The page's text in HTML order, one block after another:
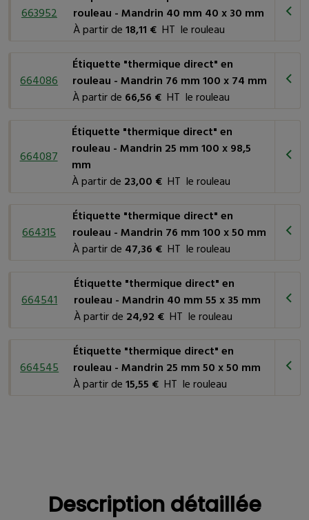
663952
rouleau - Mandrin 40 mm 40 x 30 mm
À partir de18,11 €HT le rouleau
664086
Étiquette "thermique direct" en
rouleau - Mandrin 76 mm 100 x 74 mm
À partir de 66,56 € HT le rouleau
664087
Étiquette "thermique direct" en
rouleau - Mandrin 25 mm 100 x 98,5
mm
À partir de 23,00 € HT le rouleau
664315
Étiquette "thermique direct" en
rouleau - Mandrin 76 mm 100 x 50 mm
À partir de 47,36 € HT le rouleau
664541
Étiquette "thermique direct" en
rouleau - Mandrin 40 mm 55 x 35 mm
À partir de 24,92 €HT le rouleau
664545
Étiquette "thermique direct" en
rouleau - Mandrin 25 mm 50 x 50 mm
À partir de15,55 € HT le rouleau
Description détaillée